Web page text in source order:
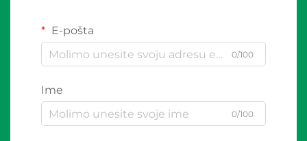
E-pošta
0/100
Ime
0/100